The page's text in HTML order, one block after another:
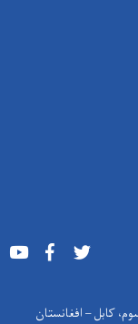
Youtube Facebook
کابل – افغانستان